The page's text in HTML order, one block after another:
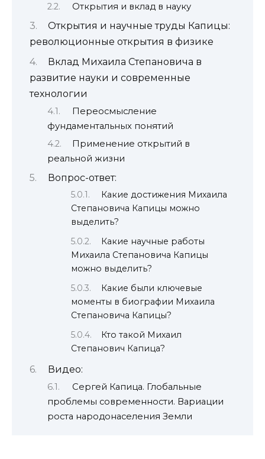
Открытия и вклад в науку
Открытия и научные труды Капицы:
революционные открытия в физике
Вклад Михаила Степановича в
развитие науки и современные
технологии
Переосмысление
фундаментальных понятий
Применение открытий в
реальной жизни
Вопрос-ответ:
Какие достижения Михаила
Степановича Капицы можно
выделить?
Какие научные работы
Михаила Степановича Капицы
можно выделить?
Какие были ключевые
моменты в биографии Михаила
Степановича Капицы?
Кто такой Михаил
Степанович Капица?
Видео:
Сергей Капица. Глобальные
проблемы современности. Вариации
роста народонаселения Земли